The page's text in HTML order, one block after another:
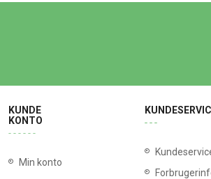
KUNDE
KONTO
Min konto